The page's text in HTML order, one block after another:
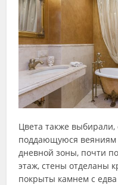
Цвета также
поддающуюся веяниям
дневной зоны, почти
этаж, стены отделаны
покрыты камнем с